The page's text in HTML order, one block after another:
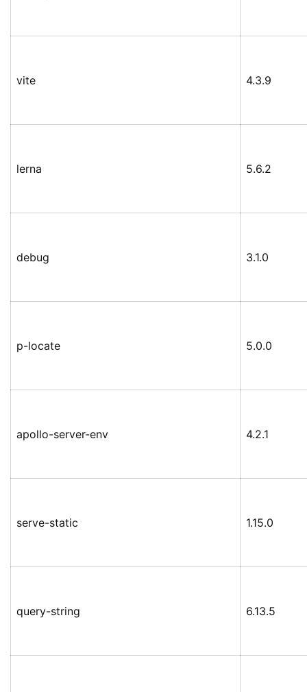
vite 4.3.9
lerna 5.6.2
debug 3.1.0
p-locate 5.0.0
apollo-server-env 4.2.1
serve-static 1.15.0
query-string 6.13.5